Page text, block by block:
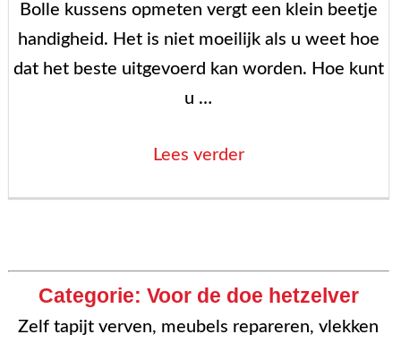
Bolle kussens opmeten vergt een klein beetje
handigheid. Het is niet moeilijk als u weet hoe
dat het beste uitgevoerd kan worden. Hoe kunt
u …
Lees verder“Bolle
Categorie: Voor de doe hetzelver
Zelf tapijt verven, meubels repareren, vlekken